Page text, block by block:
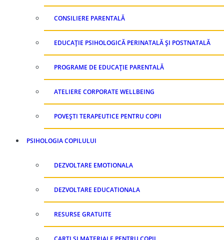
CONSILIERE PARENTALĂ
EDUCAȚIE PSIHOLOGICĂ PERINATALĂ ȘI POSTNATALĂ
PROGRAME DE EDUCAȚIE PARENTALĂ
ATELIERE CORPORATE WELLBEING
POVEȘTI TERAPEUTICE PENTRU COPII
PSIHOLOGIA COPILULUI
DEZVOLTARE EMOTIONALA
DEZVOLTARE EDUCATIONALA
RESURSE GRATUITE